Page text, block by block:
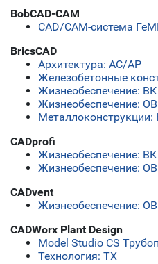
BobCAD-CAM
CAD/CAM-система
BricsCAD
Архитектура: АС/АР
Железобетонные
Жизнеобеспечение: ВК
Жизнеобеспечение: ОВ
CADprofi
Жизнеобеспечение: ВК
Жизнеобеспечение: ОВ
CADvent
Жизнеобеспечение: ОВ
CADWorx Plant Design
Model Studio CS
Технология: ТХ